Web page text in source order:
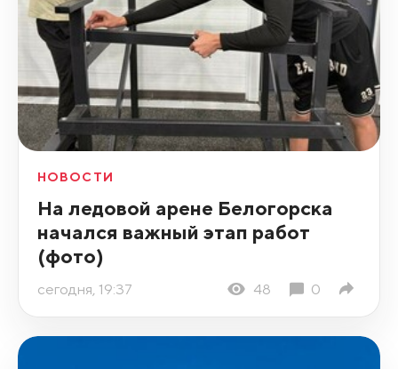
НОВОСТИ
На ледовой арене Белогорска
начался важный этап работ
(фото)
сегодня, 19:37 48 0